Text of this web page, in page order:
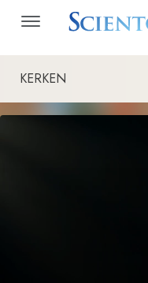
KERKEN